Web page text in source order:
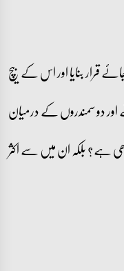
قرار بنایا اور اس کے بیچ
دو سمندروں کے درمیان
ہے؟ بلکہ ان میں سے اکثر